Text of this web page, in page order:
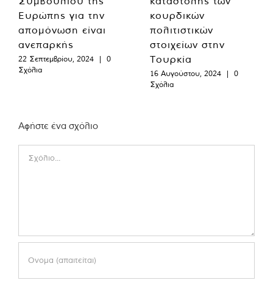
Ευρώπης για την
απομόνωση είναι
ανεπαρκής
22 Σεπτεμβρίου, 2024 |
0
Σχόλια
κουρδικών
πολιτιστικών
στοιχείων στην
Τουρκία
16 Αυγούστου, 2024 |
0
Σχόλια
Αφήστε ένα σχόλιο